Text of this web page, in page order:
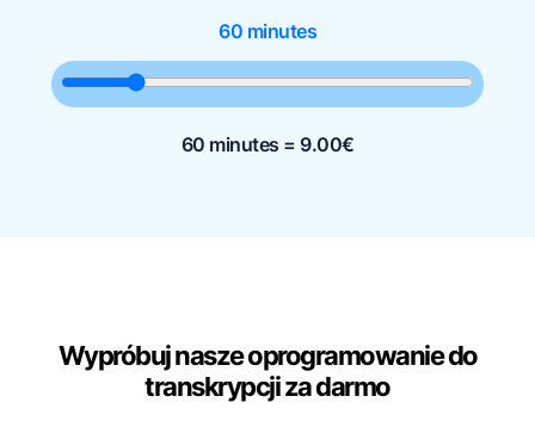
60 minutes
60 minutes = 9.00€
Wypróbuj nasze oprogramowanie do
transkrypcji za darmo